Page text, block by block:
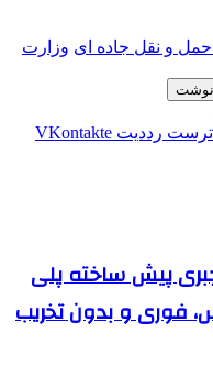
و نقل جاده ای وزارت
‫رددیت ‫VKontakte
پیش ساخته پلی
فوری و بدون تخریب